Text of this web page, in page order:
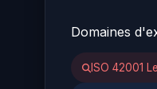
Domaines
ISO 42001